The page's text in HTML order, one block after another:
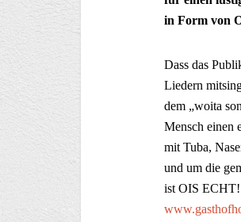
in Form von
Dass das
Liedern
dem „woita
Mensch einen
mit Tuba,
und um die
ist OIS